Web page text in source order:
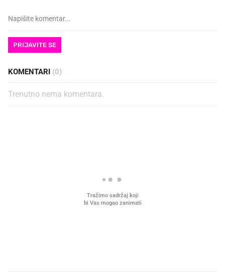
PRIJAVITE SE
KOMENTARI (0)
Trenutno nema komentara.